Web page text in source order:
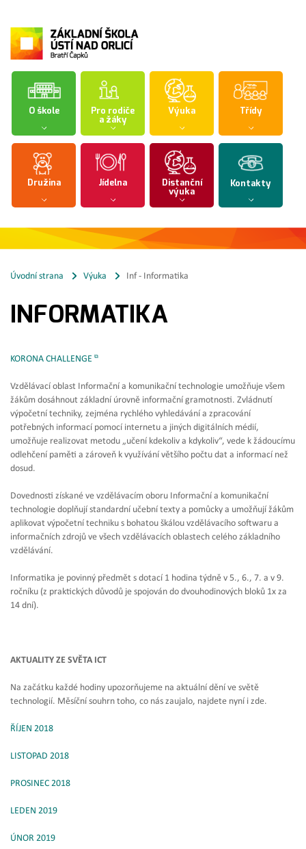
O škole Pro rodiče
a žáky
Výuka Třídy
Družina Jídelna Distanční
výuka
Kontakty
Úvodní strana Výuka Inf - Informatika
INFORMATIKA
KORONA CHALLENGE
Vzdělávací oblast Informační a komunikační technologie umožňuje všem
žákům dosáhnout základní úrovně informační gramotnosti. Zvládnutí
výpočetní techniky, zejména rychlého vyhledávání a zpracování
potřebných informací pomocí internetu a jiných digitálních médií,
umožňuje realizovat metodu „učení kdekoliv a kdykoliv“, vede k žádoucímu
odlehčení paměti a zároveň k využívání většího počtu dat a informací než
dosud.
Dovednosti získané ve vzdělávacím oboru Informační a komunikační
technologie doplňují standardní učební texty a pomůcky a umožňují žákům
aplikovat výpočetní techniku s bohatou škálou vzdělávacího softwaru a
informačních zdrojů ve všech vzdělávacích oblastech celého základního
vzdělávání.
Informatika je povinný předmět s dotací 1 hodina týdně v 5., 6., 7. a v 9.
ročníku (z praktických důvodů je spojován do dvouhodinových bloků 1x za
14 dní).
AKTUALITY ZE SVĚTA ICT
Na začátku každé hodiny upozorňujeme na aktuální dění ve světě
technologií. Měsíční souhrn toho, co nás zaujalo, najdete nyní i zde.
ŘÍJEN 2018
LISTOPAD 2018
PROSINEC 2018
LEDEN 2019
ÚNOR 2019